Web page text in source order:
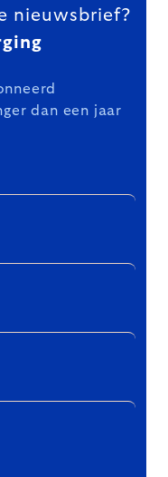
nieuwsbrief?
dan een jaar